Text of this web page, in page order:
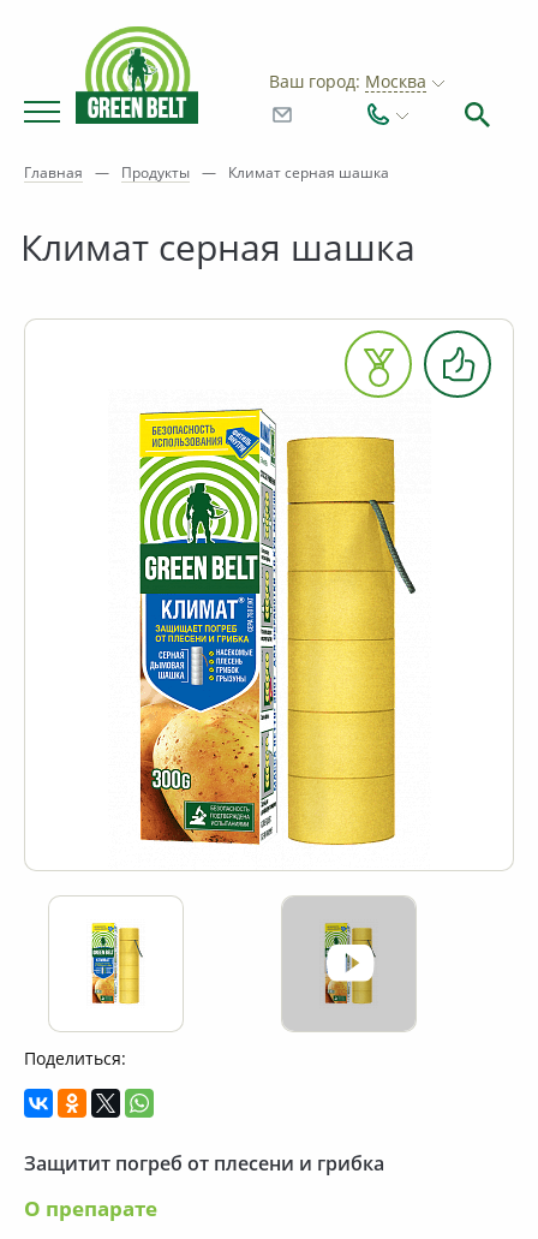
Ваш город: Москва
Главная — Продукты — Климат серная шашка
Климат серная шашка
Поделиться:
Защитит погреб от плесени и грибка
О препарате